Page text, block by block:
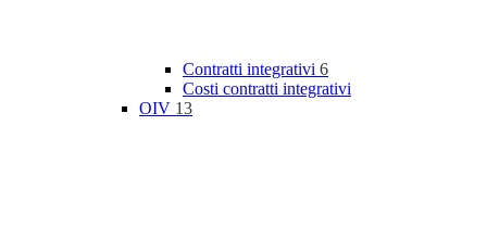
Contratti integrativi 6
Costi contratti integrativi
OIV 13